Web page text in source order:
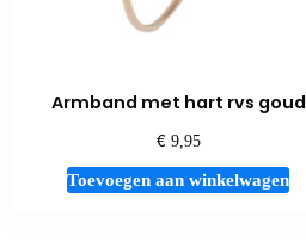
Armband met hart rvs goud
€9,95
Toevoegen aan winkelwagen